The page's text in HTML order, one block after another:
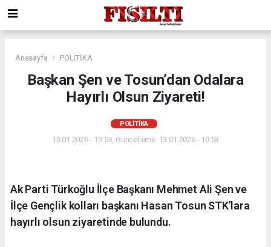
Anasayfa POLİTİKA
Başkan Şen ve Tosun’dan Odalara
Hayırlı Olsun Ziyareti!
POLİTİKA
13.01.2026 - 19:53, Güncelleme: 13.01.2026 - 19:53
Ak Parti Türkoğlu İlçe Başkanı Mehmet Ali Şen ve
İlçe Gençlik kolları başkanı Hasan Tosun STK’lara
hayırlı olsun ziyaretinde bulundu.